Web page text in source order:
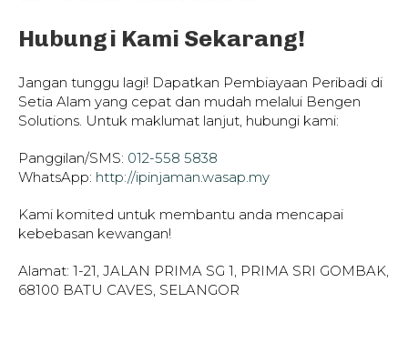
Hubungi Kami Sekarang!
Jangan tunggu lagi! Dapatkan Pembiayaan Peribadi di
Setia Alam yang cepat dan mudah melalui Bengen
Solutions. Untuk maklumat lanjut, hubungi kami:
Panggilan/SMS: 012-558 5838
WhatsApp: http://ipinjaman.wasap.my
Kami komited untuk membantu anda mencapai
kebebasan kewangan!
Alamat: 1-21, JALAN PRIMA SG 1, PRIMA SRI GOMBAK,
68100 BATU CAVES, SELANGOR